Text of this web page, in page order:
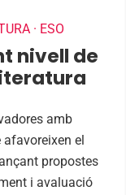
· ESO
nivell de
amb
el
propostes
i avaluació